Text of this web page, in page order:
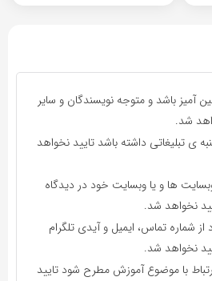
آمیز باشد و متوجه نویسندگان و سایر
شد.
ی تبلیغاتی داشته باشد تایید نخواهد
ها و یا وبسایت خود در دیدگاه
نخواهد شد.
شماره تماس، ایمیل و آیدی تلگرام
نخواهد شد.
با موضوع آموزش مطرح شود تایید